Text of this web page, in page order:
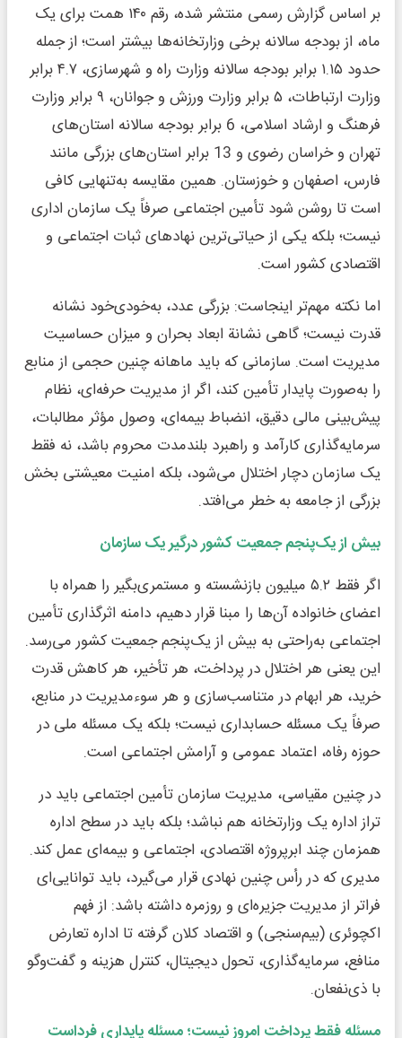
بر اساس گزارش رسمی منتشر شده، رقم ۱۴۰ همت برای یک
ماه، از بودجه سالانه برخی وزارتخانه‌ها بیشتر است؛ از جمله
حدود ۱.۱۵ برابر بودجه سالانه وزارت راه و شهرسازی، ۴.۷ برابر
وزارت ارتباطات، ۵ برابر وزارت ورزش و جوانان، ۹ برابر وزارت
فرهنگ و ارشاد اسلامی، 6 برابر بودجه سالانه استان‌های
تهران و خراسان رضوی و 13 برابر استان‌های بزرگی مانند
فارس، اصفهان و خوزستان. همین مقایسه به‌تنهایی کافی
است تا روشن شود تأمین اجتماعی صرفاً یک سازمان اداری
نیست؛ بلکه یکی از حیاتی‌ترین نهادهای ثبات اجتماعی و
اقتصادی کشور است.
اما نکته مهم‌تر اینجاست: بزرگی عدد، به‌خودی‌خود نشانه
قدرت نیست؛ گاهی نشانة ابعاد بحران و میزان حساسیت
مدیریت است. سازمانی که باید ماهانه چنین حجمی از منابع
را به‌صورت پایدار تأمین کند، اگر از مدیریت حرفه‌ای، نظام
پیش‌بینی مالی دقیق، انضباط بیمه‌ای، وصول مؤثر مطالبات،
سرمایه‌گذاری کارآمد و راهبرد بلندمدت محروم باشد، نه فقط
یک سازمان دچار اختلال می‌شود، بلکه امنیت معیشتی بخش
بزرگی از جامعه به خطر می‌افتد.
بیش از یک‌پنجم جمعیت کشور درگیر یک سازمان
اگر فقط ۵.۲ میلیون بازنشسته و مستمری‌بگیر را همراه با
اعضای خانواده آن‌ها را مبنا قرار دهیم، دامنه اثرگذاری تأمین
اجتماعی به‌راحتی به بیش از یک‌پنجم جمعیت کشور می‌رسد.
این یعنی هر اختلال در پرداخت، هر تأخیر، هر کاهش قدرت
خرید، هر ابهام در متناسب‌سازی و هر سوءمدیریت در منابع،
صرفاً یک مسئله حسابداری نیست؛ بلکه یک مسئله ملی در
حوزه رفاه، اعتماد عمومی و آرامش اجتماعی است.
در چنین مقیاسی، مدیریت سازمان تأمین اجتماعی باید در
تراز اداره یک وزارتخانه هم نباشد؛ بلکه باید در سطح اداره
همزمان چند ابرپروژه اقتصادی، اجتماعی و بیمه‌ای عمل کند.
مدیری که در رأس چنین نهادی قرار می‌گیرد، باید توانایی‌ای
فراتر از مدیریت جزیره‌ای و روزمره داشته باشد: از فهم
اکچوئری (بیم‌سنجی) و اقتصاد کلان گرفته تا اداره تعارض
منافع، سرمایه‌گذاری، تحول دیجیتال، کنترل هزینه و گفت‌وگو
با ذی‌نفعان.
مسئله فقط پرداخت امروز نیست؛ مسئله پایداری فرداست